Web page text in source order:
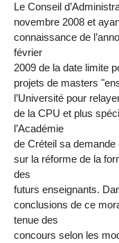
Le Conseil
novembre 2008 et
connaissance de
février
2009 de la date limite
projets de masters
l’Université pour
de la CPU et plus
l’Académie
de Créteil sa demande
sur la réforme de la
des
futurs enseignants.
conclusions de ce
tenue des
concours selon les